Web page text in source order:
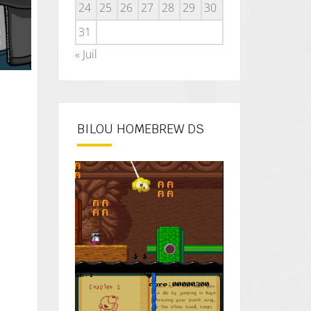
24
25 26 27 28 29
30
31
« Juil
BILOU HOMEBREW DS